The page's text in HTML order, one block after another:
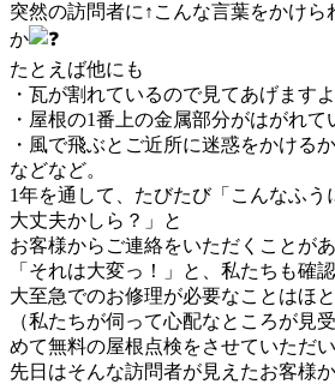
突然の訪問者に↑こんな言葉をかけら
か
たとえば他にも
・瓦が割れているので見てあげますよ
・屋根の1番上の金属部分がはがれて
・風で飛ぶとご近所に迷惑をかける
などなど。
1年を通して、たびたび「こんなふ
大丈夫かしら？」と
お客様からご連絡をいただくことがあ
「それは大変っ！」と、私たちも確
大至急でのお修理が必要なことはほ
（私たちが伺って心配なところが見
めて無料の屋根点検をさせていただ
先日はそんな訪問者が見えたお客様